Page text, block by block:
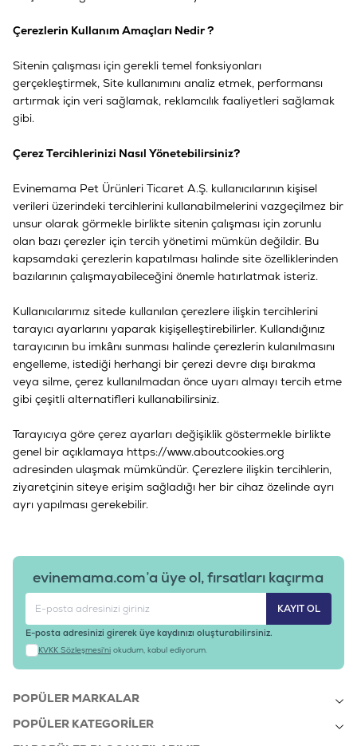
Çerezlerin Kullanım Amaçları Nedir ?
Sitenin çalışması için gerekli temel fonksiyonları
gerçekleştirmek, Site kullanımını analiz etmek, performansı
artırmak için veri sağlamak, reklamcılık faaliyetleri sağlamak
gibi.
Çerez Tercihlerinizi Nasıl Yönetebilirsiniz?
Evinemama Pet Ürünleri Ticaret A.Ş. kullanıcılarının kişisel
verileri üzerindeki tercihlerini kullanabilmelerini vazgeçilmez bir
unsur olarak görmekle birlikte sitenin çalışması için zorunlu
olan bazı çerezler için tercih yönetimi mümkün değildir. Bu
kapsamdaki çerezlerin kapatılması halinde site özelliklerinden
bazılarının çalışmayabileceğini önemle hatırlatmak isteriz.
Kullanıcılarımız sitede kullanılan çerezlere ilişkin tercihlerini
tarayıcı ayarlarını yaparak kişişelleştirebilirler. Kullandığınız
tarayıcının bu imkânı sunması halinde çerezlerin kulanılmasını
engelleme, istediği herhangi bir çerezi devre dışı bırakma
veya silme, çerez kullanılmadan önce uyarı almayı tercih etme
gibi çeşitli alternatifleri kullanabilirsiniz.
Tarayıcıya göre çerez ayarları değişiklik göstermekle birlikte
genel bir açıklamaya https://www.aboutcookies.org
adresinden ulaşmak mümkündür. Çerezlere ilişkin tercihlerin,
ziyaretçinin siteye erişim sağladığı her bir cihaz özelinde ayrı
ayrı yapılması gerekebilir.
evinemama.com’a üye ol, fırsatları kaçırma
KAYIT OL
E-posta adresinizi girerek üye kaydınızı oluşturabilirsiniz.
KVKK Sözleşmesi'ni okudum, kabul ediyorum.
POPÜLER MARKALAR
POPÜLER KATEGORILER